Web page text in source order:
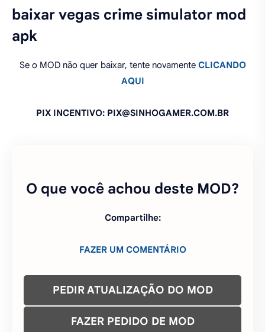
baixar vegas crime simulator mod
apk
Se o MOD não quer baixar, tente novamente CLICANDO
AQUI
PIX INCENTIVO: PIX@SINHOGAMER.COM.BR
O que você achou deste MOD?
Compartilhe:
FAZER UM COMENTÁRIO
PEDIR ATUALIZAÇÃO DO MOD
FAZER PEDIDO DE MOD